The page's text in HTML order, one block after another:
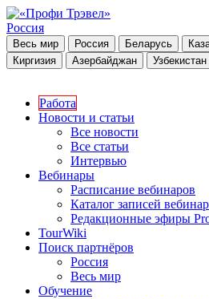
Россия
Весь мир Россия Беларусь
Киргизия
Азербайджан Узбекистан
Работа
Новости и статьи
Все новости
Все статьи
Интервью
Вебинары
Расписание вебинаров
Каталог записей
Редакционные эфиры
TourWiki
Поиск партнёров
Россия
Весь мир
Обучение